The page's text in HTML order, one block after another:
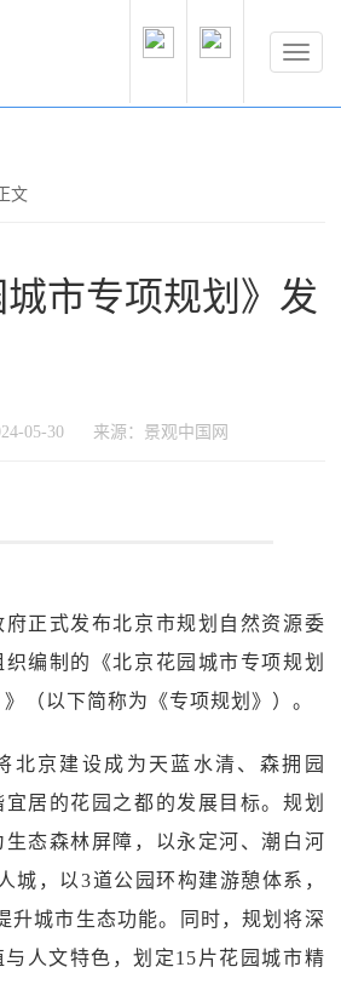
文
城市专项规划》发
05-30 来源：景观中国网
正式发布北京市规划自然资源委
编制的《北京花园城市专项规划
（以下简称为《专项规划》）。
北京建设成为天蓝水清、森拥园
居的花园之都的发展目标。规划
态森林屏障，以永定河、潮白河
城，以3道公园环构建游憩体系，
升城市生态功能。同时，规划将深
人文特色，划定15片花园城市精